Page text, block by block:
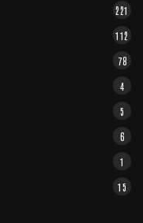
221
112
78
4
5
6
1
15